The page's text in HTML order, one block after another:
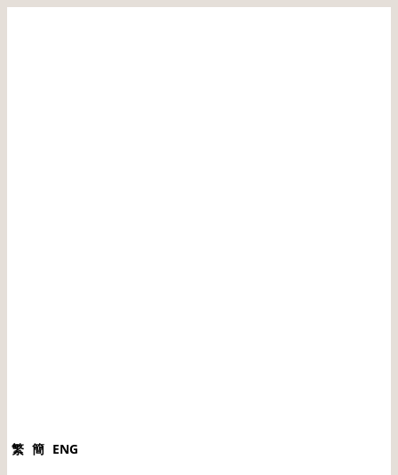
繁 簡 ENG